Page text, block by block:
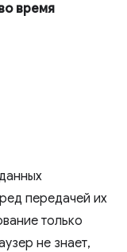
время
передачей их
только
не знает,